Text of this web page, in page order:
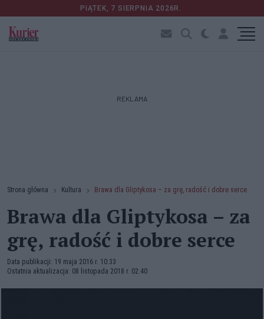
PIĄTEK, 7 SIERPNIA 2026R.
REKLAMA
Strona główna Kultura Brawa dla Gliptykosa – za grę, radość i dobre serce
Brawa dla Gliptykosa – za
grę, radość i dobre serce
Data publikacji: 19 maja 2016 r. 10:33
Ostatnia aktualizacja: 08 listopada 2018 r. 02:40